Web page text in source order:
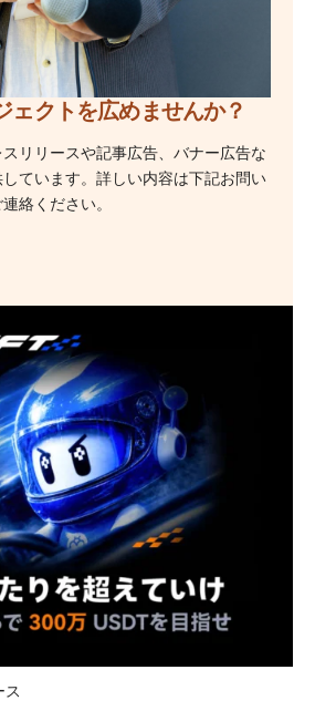
ェクトを広めませんか？
リリースや記事広告、バナー広告な
ています。詳しい内容は下記お問い
絡ください。
ス